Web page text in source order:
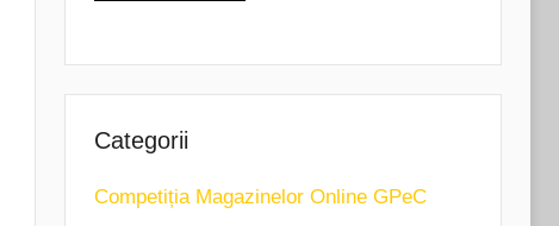
Categorii
Competiția Magazinelor Online GPeC